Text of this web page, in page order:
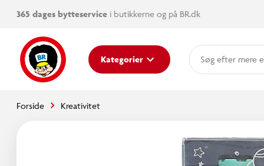
365 dages bytteservice i butikkerne og på BR.dk
Kategorier mere
Forside Kreativitet